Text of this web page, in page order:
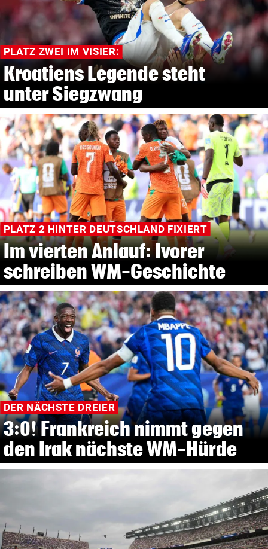
PLATZ ZWEI IM VISIER:
Kroatiens Legende steht
unter Siegzwang
PLATZ 2 HINTER DEUTSCHLAND FIXIERT
Im vierten Anlauf: Ivorer
schreiben WM-Geschichte
DER NÄCHSTE DREIER
3:0! Frankreich nimmt gegen
den Irak nächste WM-Hürde